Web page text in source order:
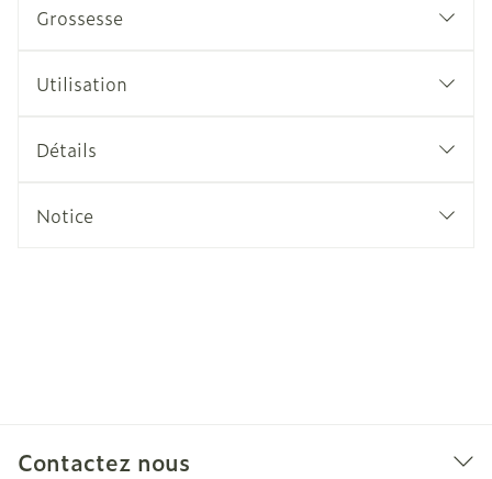
Grossesse
Utilisation
Détails
Notice
Contactez nous